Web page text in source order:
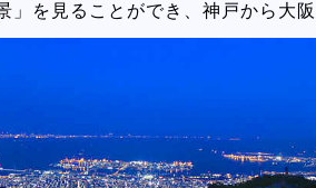
を見ることができ、神戸から大